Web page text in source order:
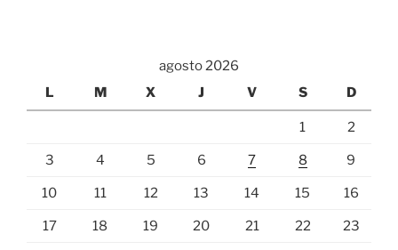
agosto 2026
L
M X J V S D
1 2
3 4 5 6 7 8 9
10 11 12 13 14 15 16
17 18 19 20 21 22 23